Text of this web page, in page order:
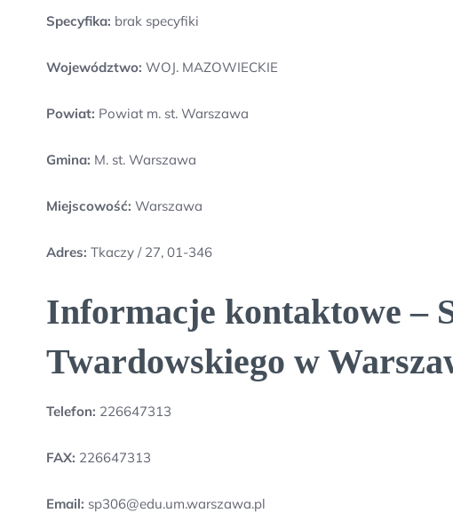
Specyfika: brak specyfiki
Województwo: WOJ. MAZOWIECKIE
Powiat: Powiat m. st. Warszawa
Gmina: M. st. Warszawa
Miejscowość: Warszawa
Adres: Tkaczy / 27, 01-346
Informacje kontaktowe –
Twardowskiego w
Telefon: 226647313
FAX: 226647313
Email: sp306@edu.um.warszawa.pl